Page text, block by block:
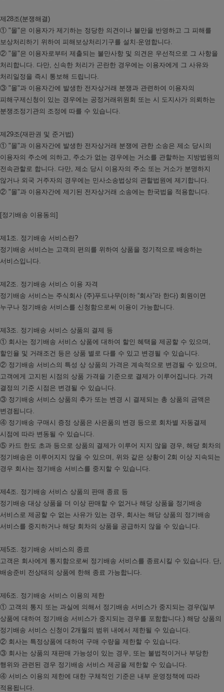
제28조(분쟁해결)
① "몰"은 이용자가 제기하는 정당한 의견이나 불만을 반영하고 그 피해를
보상처리하기 위하여 피해보상처리기구를 설치·운영합니다.
② "몰"은 이용자로부터 제출되는 불만사항 및 의견은 우선적으로 그 사항을
처리합니다. 다만, 신속한 처리가 곤란한 경우에는 이용자에게 그 사유와
처리일정을 즉시 통보해 드립니다.
③ "몰"과 이용자간에 발생한 전자상거래 분쟁과 관련하여 이용자의
피해구제신청이 있는 경우에는 공정거래위원회 또는 시 도지사가 의뢰하는
분쟁조정기관의 조정에 따를 수 있습니다.
제29조(재판권 및 준거법)
① "몰"과 이용자간에 발생한 전자상거래 분쟁에 관한 소송은 제소 당시의
이용자의 주소에 의하고, 주소가 없는 경우에는 거소를 관할하는 지방법원의
전속관할로 합니다. 다만, 제소 당시 이용자의 주소 또는 거소가 분명하지
않거나 외국 거주자의 경우에는 민사소송법상의 관할법원에 제기합니다.
② "몰"과 이용자간에 제기된 전자상거래 소송에는 한국법을 적용합니다.
[정기배송 이용동의]
제1조. 정기배송 서비스란?
정기배송 서비스는 고객의 편의를 위하여 상품을 정기적으로 배송하는
서비스입니다.
제2조. 정기배송 서비스 이용 자격
정기배송 서비스는 주식회사 (주)푸드나무(이하 “회사”라 한다) 회원이면
누구나 정기배송 서비스를 신청함으로써 이용이 가능합니다.
제3조. 정기배송 서비스 상품의 결제 등
① 회사는 정기배송 서비스 상품에 대하여 할인 혜택을 제공할 수 있으며,
할인율 및 거래조건 등은 상품 별로 다를 수 있고 변경될 수 있습니다.
② 정기배송 서비스의 특성 상 상품의 가격은 계속적으로 변경될 수 있으며,
고객에게 고지된 시점의 상품 가격을 기준으로 결제가 이루어집니다. 가격
결정의 기준 시점은 변경될 수 있습니다.
③ 정기배송 서비스 상품의 추가 또는 변경 시 결제되는 총 상품의 금액은
변경됩니다.
④ 정기배송 구매시 증정 상품은 사은품의 변경 등으로 회차별 자동결제
시점에 따라 변동될 수 있습니다.
⑤ 카드 한도 초과 등으로 상품의 결제가 이루어 지지 않을 경우, 해당 회차의
정기배송은 이루어지지 않을 수 있으며, 위와 같은 상황이 2회 이상 지속되는
경우 회사는 정기배송 서비스를 중지할 수 있습니다.
제4조. 정기배송 서비스 상품의 판매 종료 등
정기배송 대상 상품을 더 이상 판매할 수 없거나 해당 상품을 정기배송
서비스로 제공할 수 없는 사유가 있는 경우, 회사는 해당 상품의 정기배송
서비스를 중지하거나 해당 회차의 상품을 공급하지 않을 수 있습니다.
제5조. 정기배송 서비스의 종료
고객은 회사에게 통지함으로써 정기배송 서비스를 종료시킬 수 있습니다. 단,
배송준비 전상태의 상품에 한해 종료 가능합니다.
제6조. 정기배송 서비스 이용의 제한
① 고객의 통지 또는 과실에 의해서 정기배송 서비스가 중지되는 경우(일부
상품에 대하여 정기배송 서비스가 중지되는 경우를 포함합니다.) 해당 상품의
정기배송 서비스 신청이 2개월의 범위 내에서 제한될 수 있습니다.
② 회사는 특정상품에 대하여 구매 수량을 제한할 수 있습니다.
③ 회사는 상품의 재판매 가능성이 있는 경우, 또는 불법적이거나 부당한
행위와 관련된 경우 정기배송 서비스 제공을 제한할 수 있습니다.
④ 서비스 이용의 제한에 대한 구체적인 기준은 내부 운영정책에 따라
적용됩니다.